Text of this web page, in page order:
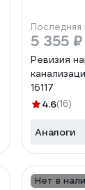
Последняя
5 355 ₽
Ревизия
16117
4.6(16)
Аналоги
Нет в